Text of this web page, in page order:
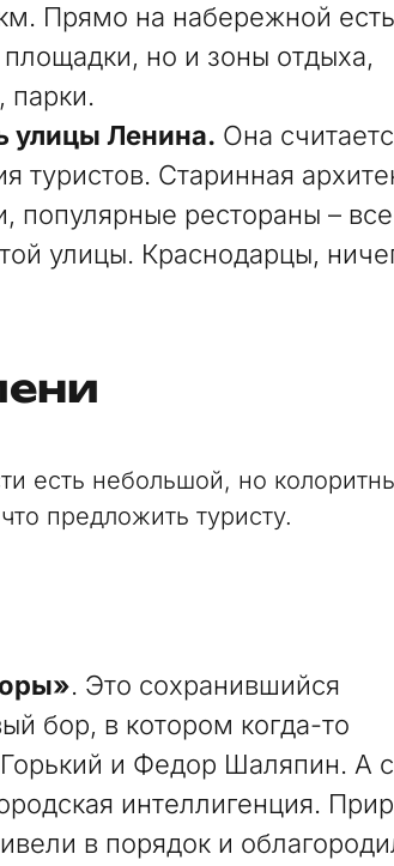
Прямо на набережной
но и зоны отдыха,
парки.
улицы Ленина. Она
туристов. Старинная
популярные рестораны – все
улицы. Краснодарцы,
есть небольшой, но
предложить туристу.
. Это сохранившийся
бор, в котором когда-то
и Федор Шаляпин. А
интеллигенция.
в порядок и